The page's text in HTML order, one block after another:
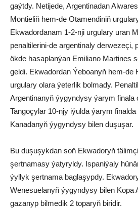
gaýtdy. Netijede, Argentinadan
Montieliň hem-de Otamendiniň
Ekwadordanam 1-2-nji urgulary uran
penaltilerini-de argentinaly derwezeçi,
ökde hasaplanýan Emiliano Martines
geldi. Ekwadordan Ýeboanyň hem-de
urgulary olara ýeterlik bolmady.
Argentinanyň ýygyndysy ýarym finala
Tangoçylar 10-njy iýulda ýarym
Kanadanyň ýygyndysy bilen duşuşar.
Bu duşuşykdan soň Ekwadoryň
şertnamasy ýatyryldy. Ispaniýaly
ýyllyk şertnama baglaşypdy.
Wenesuelanyň ýygyndysy bilen Kopa
gazanyp bilmedik 2 toparyň biridir.